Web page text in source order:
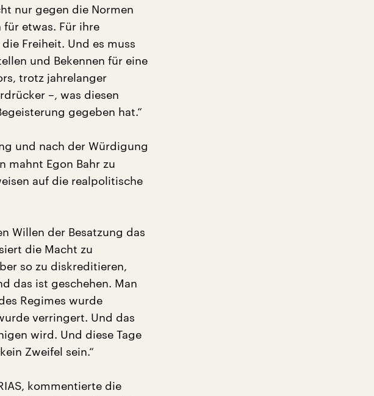
nur gegen die Normen
etwas. Für ihre
Freiheit. Und es muss
und Bekennen für eine
trotz jahrelanger
–, was diesen
gegeben hat.“
und nach der Würdigung
mahnt Egon Bahr zu
auf die realpolitische
Willen der Besatzung das
die Macht zu
so zu diskreditieren,
das ist geschehen. Man
Regimes wurde
verringert. Und das
wird. Und diese Tage
Zweifel sein.“
kommentierte die